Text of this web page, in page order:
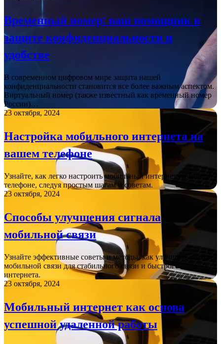
Временный номер: ваш помощник в
защите конфиденциальности и
удобстве
В современном цифровом мире защита нашей
конфиденциальности становится все более важным аспектом.
Виртуальный номер (также известный как временный номер
России)…
23 октября, 2024
Настройка мобильного интернета на
вашем телефоне
Узнайте, как легко настроить мобильный интернет на вашем
телефоне, следуя простым шагам и советам.
23 октября, 2024
Способы улучшения сигнала
мобильной связи
Узнайте эффективные советы и методы, как улучшить сигнал
мобильной связи для стабильного связи и быстрого
интернета.
23 октября, 2024
Мобильный интернет как основа
успешной удаленной работы